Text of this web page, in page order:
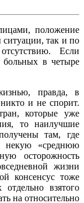
положение
ситуации, так и по
Если
больных в четыре
правда, в
и не спорит.
которые уже
то наилучшие
там, где
некую «среднюю
осторожность
жизни
консенсус тоже
взятого
на относительно